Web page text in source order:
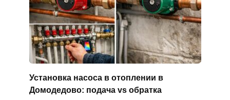
Установка насоса в отоплении в
Домодедово: подача vs обратка